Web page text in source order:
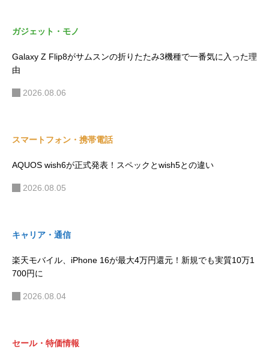
ガジェット・モノ
Galaxy Z Flip8がサムスンの折りたたみ3機種で一番気に入った理
由
2026.08.06
スマートフォン・携帯電話
AQUOS wish6が正式発表！スペックとwish5との違い
2026.08.05
キャリア・通信
楽天モバイル、iPhone 16が最大4万円還元！新規でも実質10万1
700円に
2026.08.04
セール・特価情報